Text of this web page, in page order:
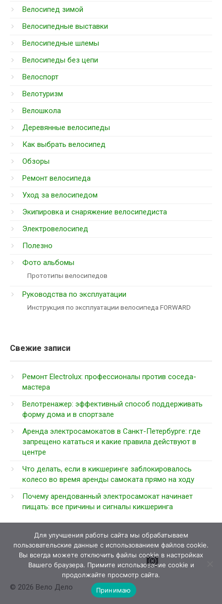
Велосипед зимой
Велосипедные выставки
Велосипедные шлемы
Велосипеды без цепи
Велоспорт
Велотуризм
Велошкола
Деревянные велосипеды
Как выбрать велосипед
Обзоры
Ремонт велосипеда
Уход за велосипедом
Экипировка и снаряжение велосипедиста
Электровелосипед
Полезно
Фото альбомы
Прототипы велосипедов
Руководства по эксплуатации
Инструкция по эксплуатации велосипеда FORWARD
Свежие записи
Ремонт Electrolux: профессионалы против соседа-
мастера
Велотренажер: эффективный способ поддерживать
форму дома и в спортзале
Аренда электросамокатов в Санкт-Петербурге: где
запрещено кататься и какие правила действуют в
центре
Что делать, если в кикшеринге заблокировалось
колесо во время аренды самоката прямо на ходу
Почему арендованный электросамокат начинает
пищать: все причины и сигналы кикшеринга
© 2026 Вело Дело
Для улучшения работы сайта мы обрабатываем
пользовательские данные с использованием файлов cookie.
Вы всегда можете отключить файлы cookie в настройках
Вашего браузера. Примите использование cookie и
продолжайте просмотр сайта.
Принимаю